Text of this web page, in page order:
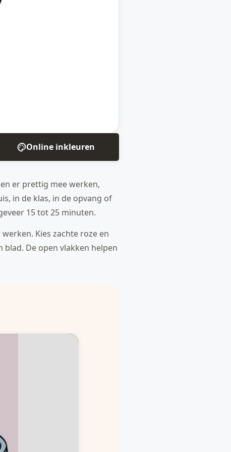
Online inkleuren
er prettig mee werken,
in de klas, in de opvang of
15 tot 25 minuten.
Kies zachte roze en
De open vlakken helpen